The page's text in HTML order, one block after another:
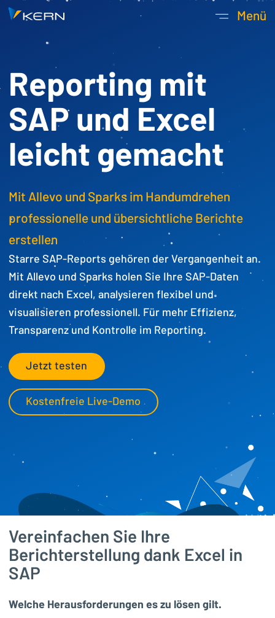
Menü
Reporting mit
SAP und Excel
leicht gemacht
Mit Allevo und Sparks im Handumdrehen
professionelle und übersichtliche Berichte
erstellen
Starre SAP-Reports gehören der Vergangenheit an.
Mit Allevo und Sparks holen Sie Ihre SAP-Daten
direkt nach Excel, analysieren flexibel und
visualisieren professionell. Für mehr Effizienz,
Transparenz und Kontrolle im Reporting.
Jetzt testen
Kostenfreie Live-Demo
Vereinfachen Sie Ihre
Berichterstellung dank Excel in
SAP
Welche Herausforderungen es zu lösen gilt.